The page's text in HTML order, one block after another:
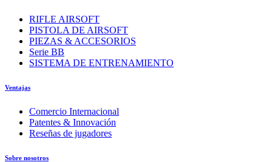
RIFLE AIRSOFT
PISTOLA DE AIRSOFT
PIEZAS & ACCESORIOS
Serie BB
SISTEMA DE ENTRENAMIENTO
Ventajas
Comercio Internacional
Patentes & Innovación
Reseñas de jugadores
Sobre nosotros